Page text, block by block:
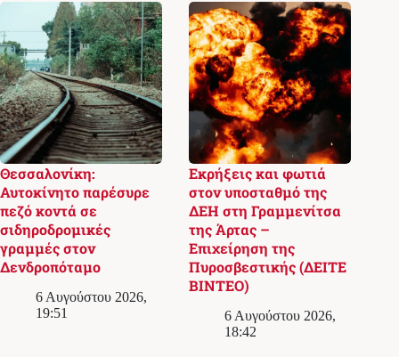
Θεσσαλονίκη:
Αυτοκίνητο παρέσυρε
πεζό κοντά σε
σιδηροδρομικές
γραμμές στον
Δενδροπόταμο
6 Αυγούστου 2026,
19:51
Εκρήξεις και φωτιά
στον υποσταθμό της
ΔΕΗ στη Γραμμενίτσα
της Άρτας –
Επιχείρηση της
Πυροσβεστικής (ΔΕΙΤΕ
ΒΙΝΤΕΟ)
6 Αυγούστου 2026,
18:42